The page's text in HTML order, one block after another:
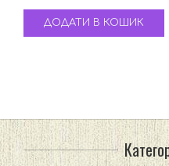
ДОДАТИ В КОШИК